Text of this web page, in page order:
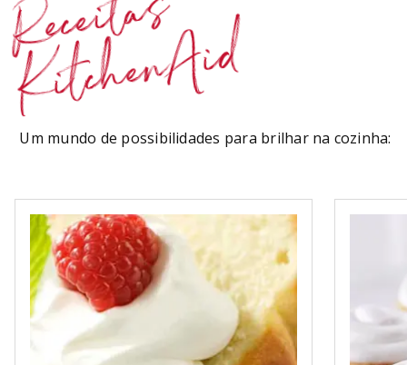
KitchenAid
Um mundo de possibilidades para brilhar na cozinha: